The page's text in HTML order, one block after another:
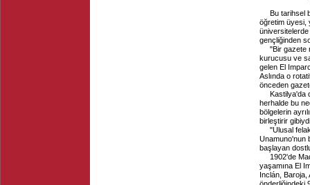
Bu tarihsel
öğretim üyesi,
üniversitelerde
gençliğinden
"Bir gazete
kurucusu ve
gelen El
Aslında o
önceden
Kastilya'da
herhalde bu
bölgelerin
birleştirir
"Ulusal
Unamuno'nun
başlayan
1902'de
yaşamına El
Inclán,